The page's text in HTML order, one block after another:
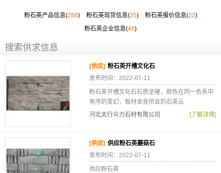
粉石英产品信息(288) 粉石英现货信息(25) 粉石英报价信息(22)
粉石英企业信息(46)
搜索供求信息
[供应] 粉石英开槽文化石
发布时间：2022-07-11
粉石英开槽文化石石质坚硬，颜色在同一色系中
有序的变幻，板材本身所含的石英云
河北太行众力石材有限公司
[了解详情]
[供应] 供应粉石英蘑菇石
发布时间：2022-07-11
供应粉石英